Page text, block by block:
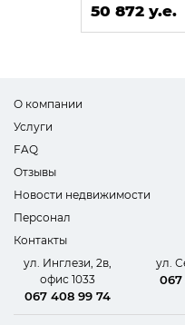
50 872 у.е.
О компании
Услуги
FAQ
Отзывы
Новости недвижимости
Персонал
Контакты
ул. Инглези, 2в,
офис 1033
067 408 99 74
ул.
067